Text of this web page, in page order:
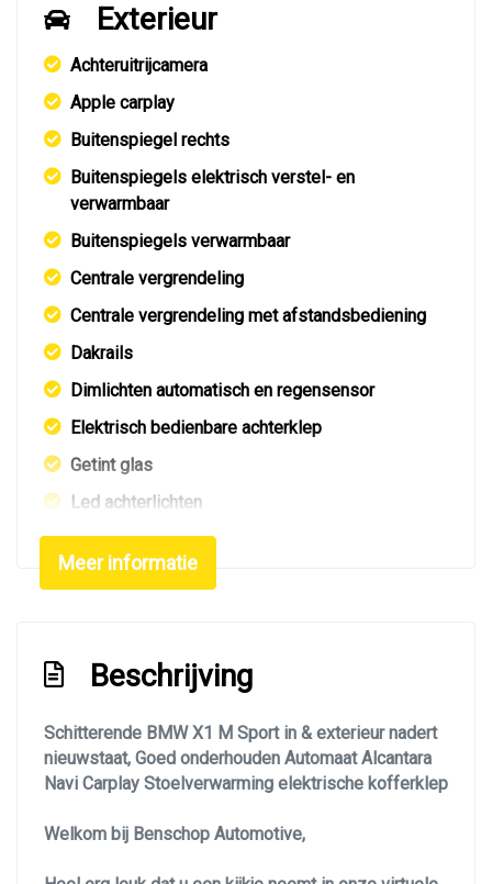
Exterieur
Achteruitrijcamera
Apple carplay
Buitenspiegel rechts
Buitenspiegels elektrisch verstel- en
verwarmbaar
Buitenspiegels verwarmbaar
Centrale vergrendeling
Centrale vergrendeling met afstandsbediening
Dakrails
Dimlichten automatisch en regensensor
Elektrisch bedienbare achterklep
Getint glas
Led achterlichten
Led dagrijverlichting
Led koplampen
M pakket exterieur
Mistlampen voor
Navigatie
Parkeer assistent
Parkeersensor achter
Meer informatie
Beschrijving
Schitterende BMW X1 M Sport in & exterieur nadert
nieuwstaat, Goed onderhouden Automaat Alcantara
Navi Carplay Stoelverwarming elektrische kofferklep
Welkom bij Benschop Automotive,